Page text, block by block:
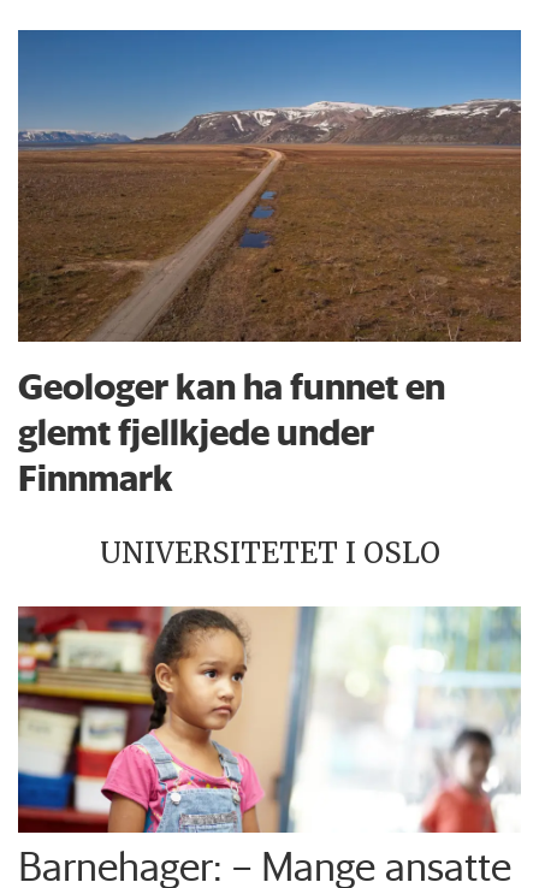
Geologer kan ha funnet en
glemt fjellkjede under
Finnmark
UNIVERSITETET I OSLO
Barnehager: – Mange ansatte